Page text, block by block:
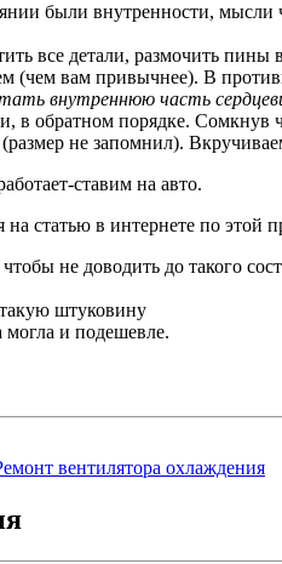
были внутренности, мысли
все детали, размочить
(чем вам привычнее). В
внутреннюю часть
в обратном порядке. Сомкнув
не запомнил).
ставим на авто.
на статью в интернете по этой
не доводить до такого
штуковину
могла и подешевле.
вентилятора охлаждения